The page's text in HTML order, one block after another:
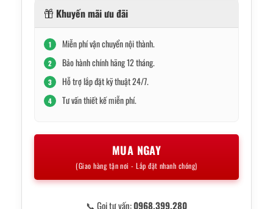
Khuyến mãi ưu đãi
1 Miễn phí vận chuyển nội thành.
2 Bảo hành chính hãng 12 tháng.
3 Hỗ trợ lắp đặt kỹ thuật 24/7.
4 Tư vấn thiết kế miễn phí.
MUA NGAY
(Giao hàng tận nơi - Lắp đặt nhanh chóng)
📞 Gọi tư vấn:0968.399.280